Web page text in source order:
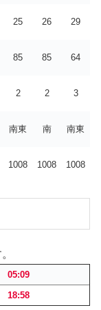
25 26 29
85 85 64
2 2 3
南東 南 南東
1008 1008 1008
05:09
18:58